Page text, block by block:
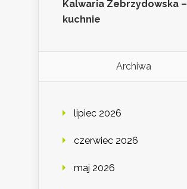
Kalwaria Zebrzydowska –
kuchnie
Archiwa
lipiec 2026
czerwiec 2026
maj 2026